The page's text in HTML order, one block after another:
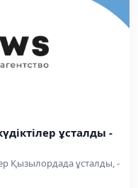
ұсталды -
Қызылордада ұсталды, -